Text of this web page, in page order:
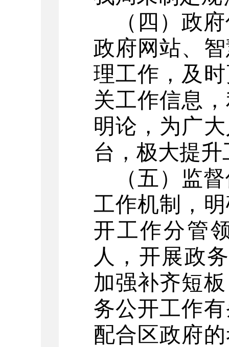
（四）政
政府网站、
理工作， 及
关工作信息 ，
明论 ， 为广
台，极大提升
（五）监
工作机制，
开工作分管
人， 开展政
加强补齐短
务公开工作
配合区政府